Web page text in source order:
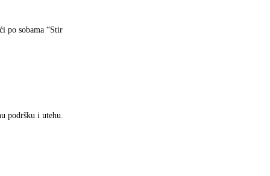
po sobama “Stir
podršku i utehu.